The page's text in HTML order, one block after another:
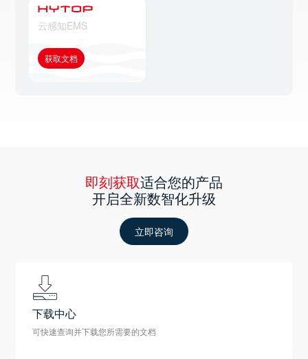
云感知EMS
获取文档
即刻获取适合您的产品
开启全新数智化升级
立即咨询
下载中心
可快速查询并下载您所需要的文档